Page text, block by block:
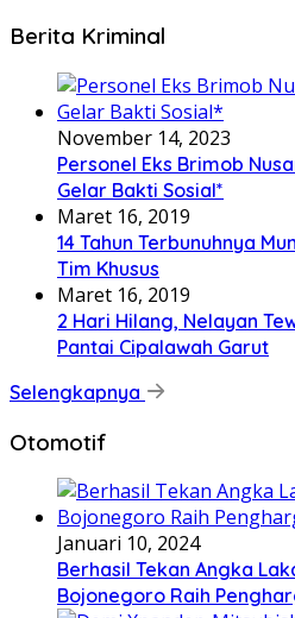
Berita Kriminal
November 14, 2023
Personel Eks Brimob
Gelar Bakti Sosial*
Maret 16, 2019
14 Tahun Terbunuhnya
Tim Khusus
Maret 16, 2019
2 Hari Hilang, Nelayan
Pantai Cipalawah Garut
Selengkapnya
Otomotif
Januari 10, 2024
Berhasil Tekan Angka
Bojonegoro Raih